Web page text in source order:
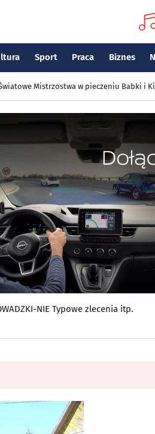
Sport Praca Biznes
Mistrzostwa w pieczeniu Babki i
NIE Typowe zlecenia itp.